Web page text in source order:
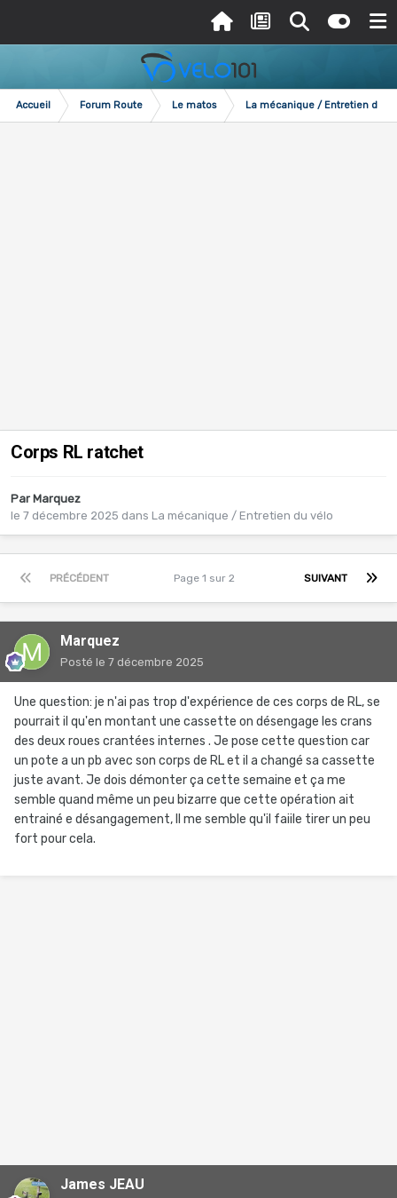
Accueil Forum Route Le matos La mécanique / Entretien du
Corps RL ratchet
Par Marquez
le 7 décembre 2025 dans La mécanique / Entretien du vélo
PRÉCÉDENT SUIVANT
Page 1 sur 2
Marquez
Posté le 7 décembre 2025
Une question: je n'ai pas trop d'expérience de ces corps de RL, se
pourrait il qu'en montant une cassette on désengage les crans
des deux roues crantées internes . Je pose cette question car
un pote a un pb avec son corps de RL et il a changé sa cassette
juste avant. Je dois démonter ça cette semaine et ça me
semble quand même un peu bizarre que cette opération ait
entrainé e désangagement, Il me semble qu'il faiile tirer un peu
fort pour cela.
James JEAU